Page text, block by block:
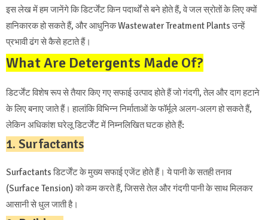
इस लेख में हम जानेंगे कि डिटर्जेंट किन पदार्थों से बने होते हैं, वे जल स्रोतों के लिए क्यों
हानिकारक हो सकते हैं, और आधुनिक Wastewater Treatment Plants उन्हें
प्रभावी ढंग से कैसे हटाते हैं।
What Are Detergents Made Of?
डिटर्जेंट विशेष रूप से तैयार किए गए सफाई उत्पाद होते हैं जो गंदगी, तेल और दाग हटाने
के लिए बनाए जाते हैं। हालांकि विभिन्न निर्माताओं के फॉर्मूले अलग-अलग हो सकते हैं,
लेकिन अधिकांश घरेलू डिटर्जेंट में निम्नलिखित घटक होते हैं:
1. Surfactants
Surfactants डिटर्जेंट के मुख्य सफाई एजेंट होते हैं। ये पानी के सतही तनाव
(Surface Tension) को कम करते हैं, जिससे तेल और गंदगी पानी के साथ मिलकर
आसानी से धुल जाती है।